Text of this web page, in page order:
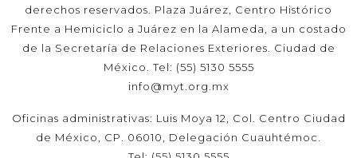
derechos reservados. Plaza Juárez, Centro Histórico
Frente a Hemiciclo a Juárez en la Alameda, a un costado
de la Secretaría de Relaciones Exteriores. Ciudad de
México. Tel: (55) 5130 5555
info@myt.org.mx
Oficinas administrativas: Luis Moya 12, Col. Centro Ciudad
de México, CP. 06010, Delegación Cuauhtémoc.